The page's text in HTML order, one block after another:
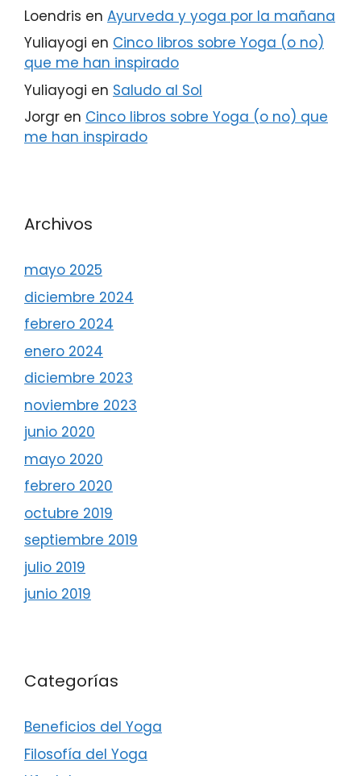
Loendris en Ayurveda y yoga por la mañana
Yuliayogi en Cinco libros sobre Yoga (o no)
que me han inspirado
Yuliayogi en Saludo al Sol
Jorgr en Cinco libros sobre Yoga (o no) que
me han inspirado
Archivos
mayo 2025
diciembre 2024
febrero 2024
enero 2024
diciembre 2023
noviembre 2023
junio 2020
mayo 2020
febrero 2020
octubre 2019
septiembre 2019
julio 2019
junio 2019
Categorías
Beneficios del Yoga
Filosofía del Yoga